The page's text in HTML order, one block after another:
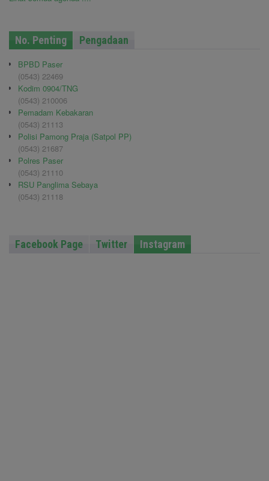
No. Penting Pengadaan
BPBD Paser
(0543) 22469
Kodim 0904/TNG
(0543) 210006
Pemadam Kebakaran
(0543) 21113
Polisi Pamong Praja (Satpol PP)
(0543) 21687
Polres Paser
(0543) 21110
RSU Panglima Sebaya
(0543) 21118
Facebook Page Twitter Instagram